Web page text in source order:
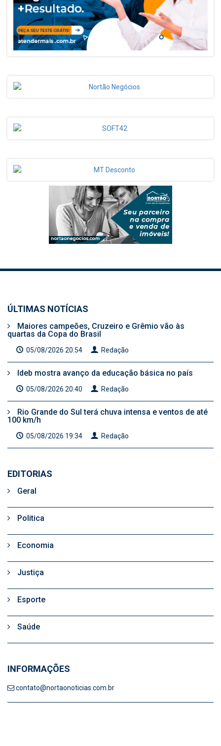
ÚLTIMAS NOTÍCIAS
Maiores campeões, Cruzeiro e Grêmio vão às
quartas da Copa do Brasil
05/08/2026 20:54 Redação
Ideb mostra avanço da educação básica no país
05/08/2026 20:40 Redação
Rio Grande do Sul terá chuva intensa e ventos de até
100 km/h
05/08/2026 19:34 Redação
EDITORIAS
Geral
Politica
Economia
Justiça
Esporte
Saúde
INFORMAÇÕES
contato@nortaonoticias.com.br